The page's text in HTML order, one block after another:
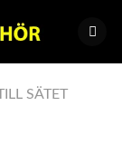
SÄTET